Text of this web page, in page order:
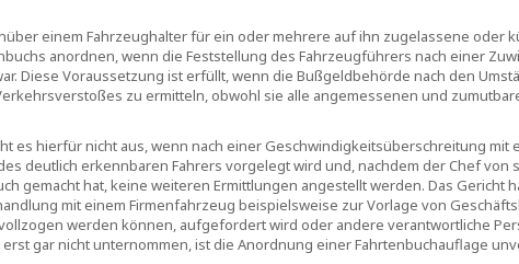
einem Fahrzeughalter für ein oder mehrere auf ihn zugelassene oder
anordnen, wenn die Feststellung des Fahrzeugführers nach einer
Diese Voraussetzung ist erfüllt, wenn die Bußgeldbehörde nach den
zu ermitteln, obwohl sie alle angemessenen und
es hierfür nicht aus, wenn nach einer Geschwindigkeitsüberschreitung mit
deutlich erkennbaren Fahrers vorgelegt wird und, nachdem der Chef von
gemacht hat, keine weiteren Ermittlungen angestellt werden. Das Gericht
mit einem Firmenfahrzeug beispielsweise zur Vorlage von
werden können, aufgefordert wird oder andere verantwortliche
gar nicht unternommen, ist die Anordnung einer Fahrtenbuchauflage